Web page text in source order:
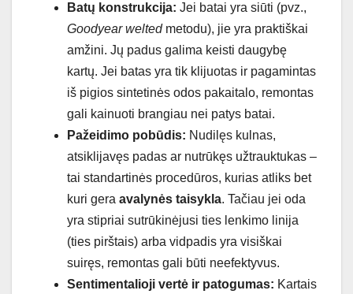
Batų konstrukcija: Jei batai yra siūti (pvz.,
Goodyear weltedmetodu), jie yra praktiškai
amžini. Jų padus galima keisti daugybę
kartų. Jei batas yra tik klijuotas ir pagamintas
iš pigios sintetinės odos pakaitalo, remontas
gali kainuoti brangiau nei patys batai.
Pažeidimo pobūdis: Nudilęs kulnas,
atsiklijavęs padas ar nutrūkęs užtrauktukas –
tai standartinės procedūros, kurias atliks bet
kuri gera avalynės taisykla. Tačiau jei oda
yra stipriai sutrūkinėjusi ties lenkimo linija
(ties pirštais) arba vidpadis yra visiškai
suiręs, remontas gali būti neefektyvus.
Sentimentalioji vertė ir patogumas: Kartais